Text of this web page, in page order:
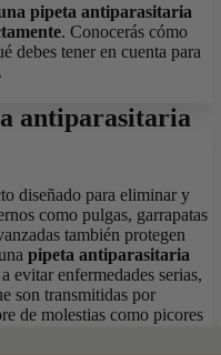
pipeta antiparasitaria
. Conocerás cómo
debes tener en cuenta para
antiparasitaria
diseñado para eliminar y
como pulgas, garrapatas
también protegen
pipeta antiparasitaria
evitar enfermedades serias,
son transmitidas por
de molestias como picores